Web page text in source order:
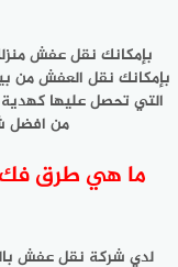
بإمكانك نقل عفش
بإمكانك نقل العفش من
التي تحصل عليها
من افضل
ما هي طرق
لدي شركة نقل عفش